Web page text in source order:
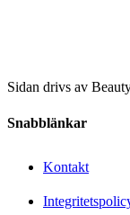
Sidan drivs av
Snabblänkar
Kontakt